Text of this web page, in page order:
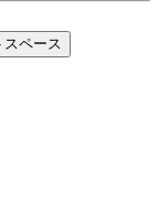
スペース